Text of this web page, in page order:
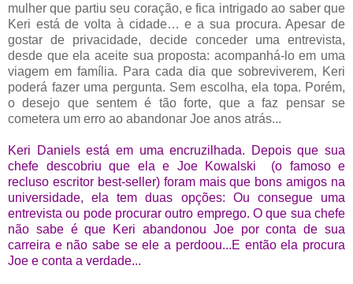
mulher que partiu seu coração, e fica intrigado ao saber que
Keri está de volta à cidade… e a sua procura. Apesar de
gostar de privacidade, decide conceder uma entrevista,
desde que ela aceite sua proposta: acompanhá-lo em uma
viagem em família. Para cada dia que sobreviverem, Keri
poderá fazer uma pergunta. Sem escolha, ela topa. Porém,
o desejo que sentem é tão forte, que a faz pensar se
cometera um erro ao abandonar Joe anos atrás...
Keri Daniels está em uma encruzilhada. Depois que sua
chefe descobriu que ela e Joe Kowalski (o famoso e
recluso escritor best-seller) foram mais que bons amigos na
universidade, ela tem duas opções: Ou consegue uma
entrevista ou pode procurar outro emprego. O que sua chefe
não sabe é que Keri abandonou Joe por conta de sua
carreira e não sabe se ele a perdoou...E então ela procura
Joe e conta a verdade...